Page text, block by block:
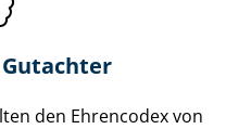
den Ehrencodex von